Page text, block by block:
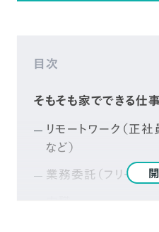
目次
そもそも家でできる仕
リモートワーク（正社
など）
業務委託（フリーラン